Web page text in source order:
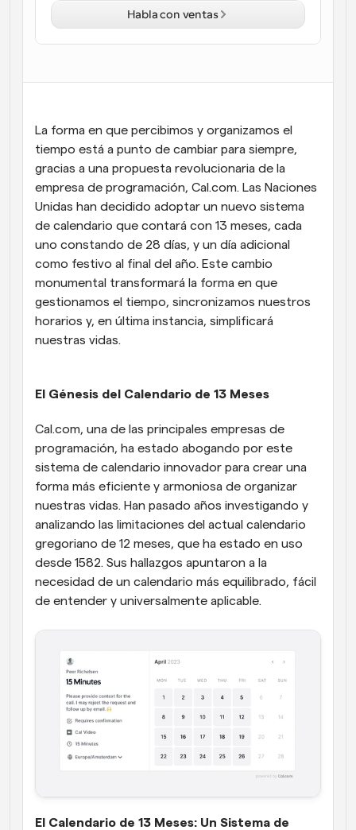
Flujos de trabajo
Automatiza la programación y los recordatorios
Reuniones Instantáneas
Reúnete con clientes en minutos
Enlaces de Grupo Dinámico
Reserva reuniones de forma fluida con varias personas
Recibe notificaciones cuando ocurra algo
La forma en que percibimos y organizamos el
tiempo está a punto de cambiar para siempre,
gracias a una propuesta revolucionaria de la
empresa de programación, Cal.com. Las Naciones
Unidas han decidido adoptar un nuevo sistema
de calendario que contará con 13 meses, cada
uno constando de 28 días, y un día adicional
como festivo al final del año. Este cambio
monumental transformará la forma en que
gestionamos el tiempo, sincronizamos nuestros
horarios y, en última instancia, simplificará
nuestras vidas.
El Génesis del Calendario de 13 Meses
Cal.com, una de las principales empresas de
programación, ha estado abogando por este
sistema de calendario innovador para crear una
forma más eficiente y armoniosa de organizar
nuestras vidas. Han pasado años investigando y
analizando las limitaciones del actual calendario
gregoriano de 12 meses, que ha estado en uso
desde 1582. Sus hallazgos apuntaron a la
necesidad de un calendario más equilibrado, fácil
de entender y universalmente aplicable.
El Calendario de 13 Meses: Un Sistema de
Habla con ventas